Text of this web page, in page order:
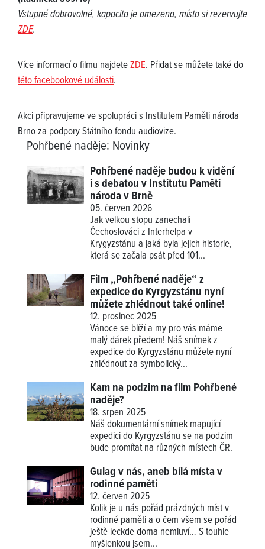
Vstupné dobrovolné, kapacita je omezena, místo si rezervujte
ZDE.
Více informací o filmu najdeteZDE. Přidat se můžete také do
této facebookové události.
Akci připravujeme ve spolupráci s Institutem Paměti národa
Brno za podpory Státního fondu audiovize.
Pohřbené naděje: Novinky
Pohřbené naděje budou k vidění
i s debatou v Institutu Paměti
národa v Brně
05. červen 2026
Jak velkou stopu zanechali
Čechoslováci z Interhelpa v
Krygyzstánu a jaká byla jejich historie,
která se začala psát před 101...
Film „Pohřbené naděje“ z
expedice do Kyrgyzstánu nyní
můžete zhlédnout také online!
12. prosinec 2025
Vánoce se blíží a my pro vás máme
malý dárek předem! Náš snímek z
expedice do Kyrgyzstánu můžete nyní
zhlédnout za symbolický...
Kam na podzim na film Pohřbené
naděje?
18. srpen 2025
Náš dokumentární snímek mapující
expedici do Kyrgyzstánu se na podzim
bude promítat na různých místech ČR.
Gulag v nás, aneb bílá místa v
rodinné paměti
12. červen 2025
Kolik je u nás pořád prázdných míst v
rodinné paměti a o čem všem se pořád
ještě leckde doma nemluví… S touhle
myšlenkou jsem...